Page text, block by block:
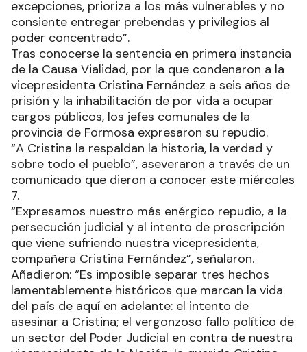
excepciones, prioriza a los más vulnerables y no
consiente entregar prebendas y privilegios al
poder concentrado”.
Tras conocerse la sentencia en primera instancia
de la Causa Vialidad, por la que condenaron a la
vicepresidenta Cristina Fernández a seis años de
prisión y la inhabilitación de por vida a ocupar
cargos públicos, los jefes comunales de la
provincia de Formosa expresaron su repudio.
“A Cristina la respaldan la historia, la verdad y
sobre todo el pueblo”, aseveraron a través de un
comunicado que dieron a conocer este miércoles
7.
“Expresamos nuestro más enérgico repudio, a la
persecución judicial y al intento de proscripción
que viene sufriendo nuestra vicepresidenta,
compañera Cristina Fernández”, señalaron.
Añadieron: “Es imposible separar tres hechos
lamentablemente históricos que marcan la vida
del país de aquí en adelante: el intento de
asesinar a Cristina; el vergonzoso fallo político de
un sector del Poder Judicial en contra de nuestra